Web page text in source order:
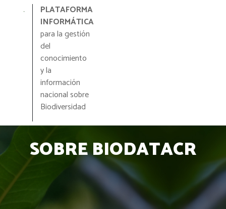
PLATAFORMA
INFORMÁTICA
para la gestión
del
conocimiento
y la
información
nacional sobre
Biodiversidad
SOBRE BIODATACR